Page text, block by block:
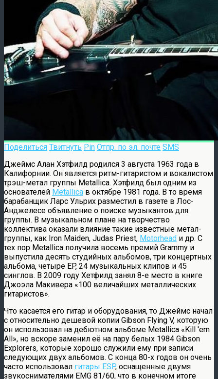
Поделиться Твитнуть Pin Отпр. по эл. почте SMS
Джеймс Алан Хэтфилд родился 3 августа 1963 года в
Калифорнии. Он является ритм-гитаристом и вокалистом
трэш-метал группы Metallica. Хэтфилд был одним из
основателей Metallica в октябре 1981 года. В то время
барабанщик Ларс Ульрих разместил в газете в Лос-
Анджелесе объявление о поиске музыкантов для
группы. В музыкальном плане на творчество
коллектива оказали влияние такие известные метал-
группы, как Iron Maiden, Judas Priest, Motorhead и др. С
тех пор Metallica получила восемь премий Grammy и
выпустила десять студийных альбомов, три концертных
альбома, четыре EP, 24 музыкальных клипов и 45
синглов. В 2009 году Хетфилд занял 8-е место в книге
Джоэла Макивера «100 величайших металлических
гитаристов».
Что касается его гитар и оборудования, то Джеймс начал
с относительно дешевой копии Gibson Flying V, которую
он использовал на дебютном альбоме Metallica «Kill 'em
All», но вскоре заменил её на пару белых 1984 Gibson
Explorers, которые хорошо служили ему при записи
следующих двух альбомов. С конца 80-х годов он очень
часто использовал гитары ESP, оснащенные двумя
звукоснимателями EMG 81/60, что в конечном итоге